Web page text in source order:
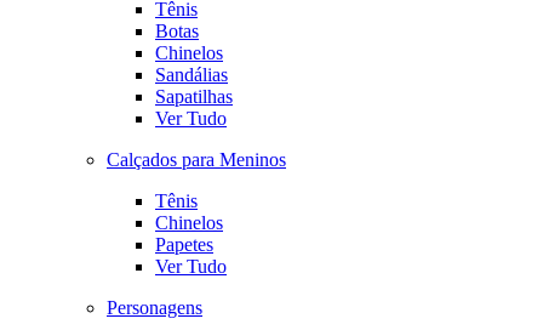
Tênis
Botas
Chinelos
Sandálias
Sapatilhas
Ver Tudo
Calçados para Meninos
Tênis
Chinelos
Papetes
Ver Tudo
Personagens